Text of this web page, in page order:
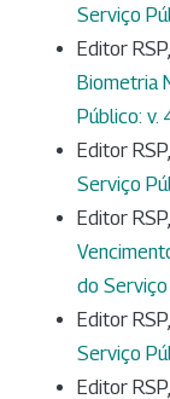
Serviço
Editor RSP,
Biometria
Público: v.
Editor RSP,
Serviço
Editor RSP,
do
Editor RSP,
Serviço
Editor RSP,